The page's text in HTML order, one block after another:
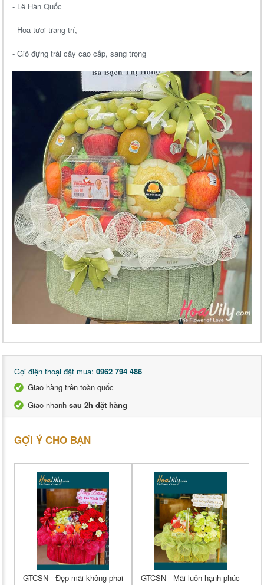
- Lê Hàn Quốc
- Hoa tươi trang trí,
- Giỏ đựng trái cây cao cấp, sang trọng
Gọi điện thoại đặt mua: 0962 794 486
Giao hàng trên toàn quốc
Giao nhanh sau 2h đặt hàng
GỢI Ý CHO BẠN
GTCSN - Đẹp mãi không phai GTCSN - Mãi luôn hạnh phúc